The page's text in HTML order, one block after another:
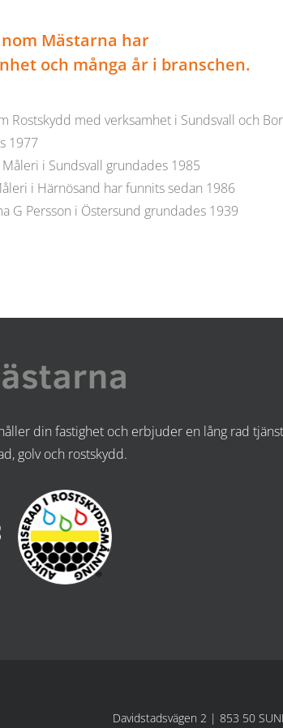
Mästarna har
och många år i branschen.
Rostskydd med verksamhet i Sundsvall och
1977
i Sundsvall grundades 1985
i Härnösand har funnits sedan 1986
G Persson i Östersund grundades 1939
din fastighet och erbjuder en lång rad
golv och rostskydd.
Davidstadsvägen 2 | 853 50